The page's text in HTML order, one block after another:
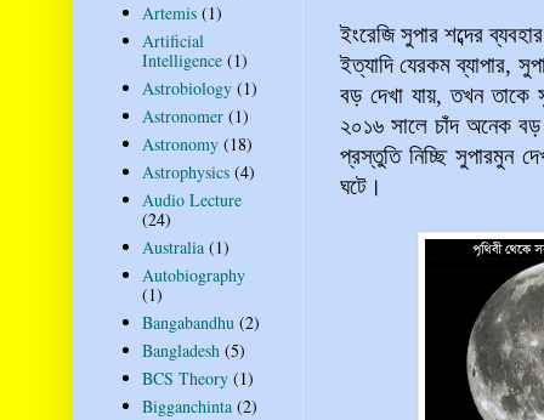
ইংরেজি সুপার শব্দের
ইত্যাদি যেরকম ব্যাপার,
বড় দেখা যায়, তখন
২০১৬ সালে চাঁদ অনেক
প্রস্তুতি নিচ্ছি সুপারমুন
ঘটে।
Artemis (1)
Artificial
Intelligence (1)
Astrobiology (1)
Astronomer (1)
Astronomy (18)
Astrophysics (4)
Audio Lecture
(24)
Australia (1)
Autobiography
(1)
Bangabandhu (2)
Bangladesh (5)
BCS Theory (1)
Bigganchinta (2)